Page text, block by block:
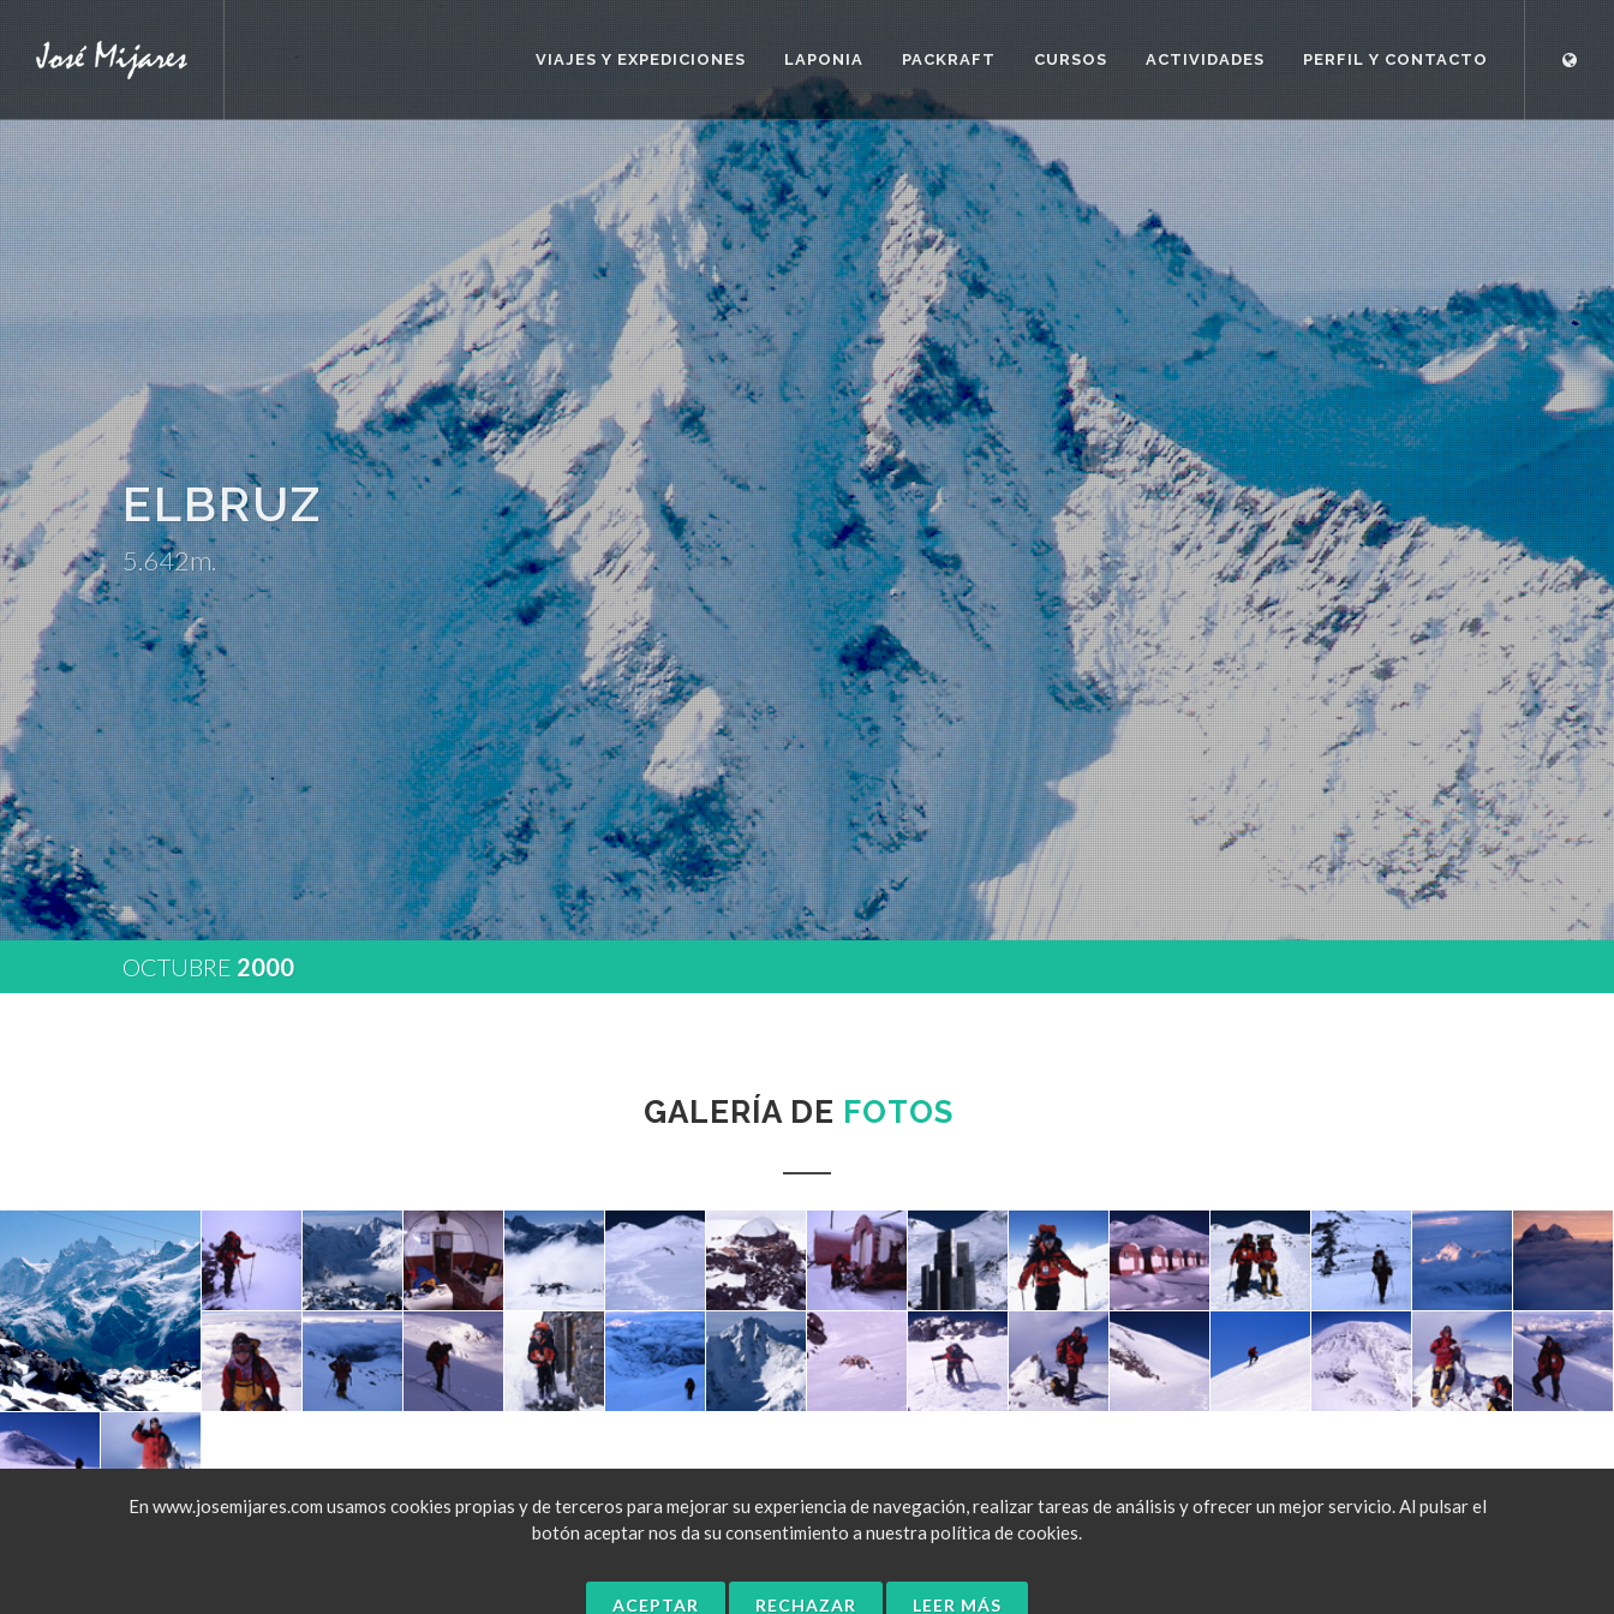
VIAJES Y EXPEDICIONES LAPONIA PACKRAFT CURSOS ACTIVIDADES PERFIL Y CONTACTO
ELBRUZ
5.642m.
OCTUBRE 2000
GALERÍA DE FOTOS
Copyrights © 2026 All Rights Reserved by José Mijares.
En www.josemijares.com usamos cookies propias y de terceros para mejorar su experiencia de navegación, realizar tareas de análisis y ofrecer un mejor servicio. Al pulsar el
botón aceptar nos da su consentimiento a nuestra política de cookies.
ACEPTAR RECHAZAR LEER MÁS